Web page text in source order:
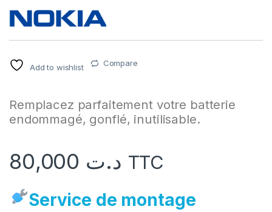
Add to wishlist Compare
Remplacez parfaitement votre batterie
endommagé, gonflé, inutilisable.
د.ت TTC
Service de montage